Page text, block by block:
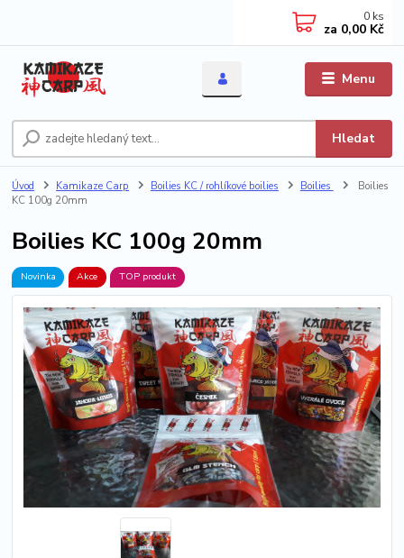
Menu
Hledat
0 ks
za 0,00 Kč
Úvod Kamikaze Carp Boilies KC / rohlíkové boilies Boilies
Boilies
KC 100g 20mm
Boilies KC 100g 20mm
Novinka Akce TOP produkt